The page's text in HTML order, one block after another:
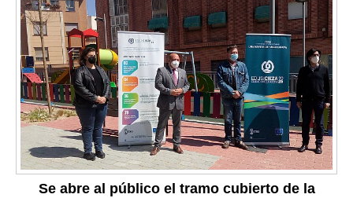
Se abre al público el tramo cubierto de la